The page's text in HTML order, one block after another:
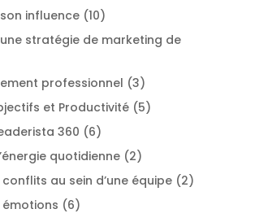
influence(10)
stratégie de marketing de
professionnel (3)
et Productivité(5)
360 (6)
quotidienne(2)
au sein d’une équipe(2)
(6)